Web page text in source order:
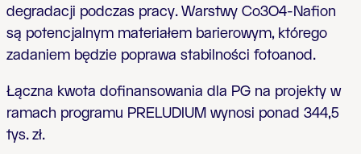
degradacji podczas pracy. Warstwy Co3O4-Nafion
są potencjalnym materiałem barierowym, którego
zadaniem będzie poprawa stabilności fotoanod.
Łączna kwota dofinansowania dla PG na projekty w
ramach programu PRELUDIUM wynosi ponad 344,5
tys. zł.